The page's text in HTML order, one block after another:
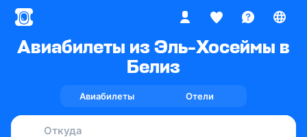
Авиабилеты из Эль-Хосеймы в
Белиз
Авиабилеты Отели